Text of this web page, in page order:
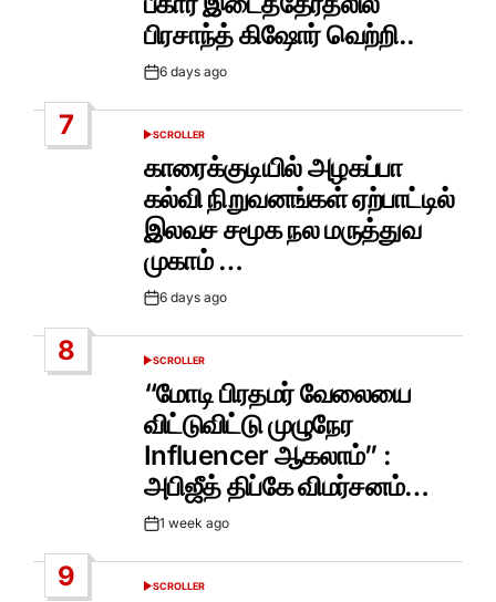
பிரசாந்த் கிஷோர் வெற்றி..
Post6 days ago
7
POSTED
SCROLLER
காரைக்குடியில் அழகப்பா
கல்வி நிறுவனங்கள் ஏற்பாட்டில்
இலவச சமூக நல மருத்துவ
முகாம் …
Post6 days ago
8
POSTED
IN
SCROLLER
“மோடி பிரதமர் வேலையை
விட்டுவிட்டு முழுநேர
Influencer ஆகலாம்” :
அபிஜீத் திப்கே விமர்சனம்…
Post1 week ago
9
POSTED
SCROLLER